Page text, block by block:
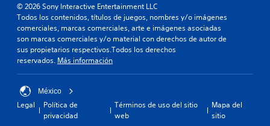
© 2026 Sony Interactive Entertainment LLC
Todos los contenidos, títulos de juegos, nombres y/o imágenes
comerciales, marcas comerciales, arte e imágenes asociadas
son marcas comerciales y/o material con derechos de autor de
sus propietarios respectivos.Todos los derechos
reservados. Más información
México
Legal
Política de
privacidad
Términos de uso del sitio
web
Mapa del
sitio